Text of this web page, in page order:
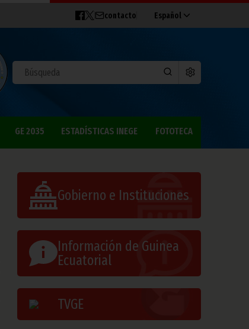
contacto Español
GE 2035 ESTADÍSTICAS INEGE FOTOTECA
Gobierno e Instituciones
Información de Guinea
Ecuatorial
TVGE